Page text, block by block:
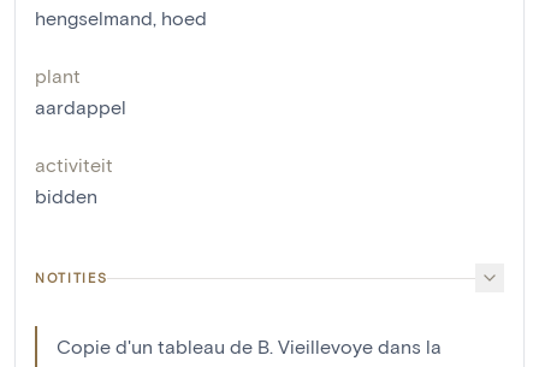
hengselmand, hoed
plant
aardappel
activiteit
bidden
NOTITIES
Copie d'un tableau de B. Vieillevoye dans la